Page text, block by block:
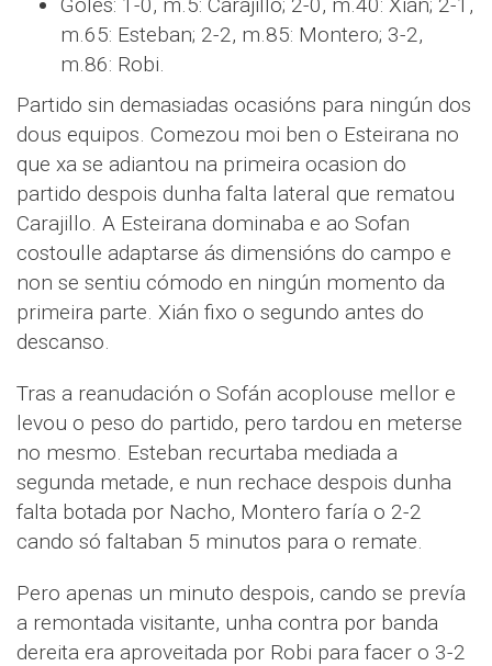
m.65: Esteban; 2-2, m.85: Montero; 3-2,
m.86: Robi.
Partido sin demasiadas ocasións para ningún dos
dous equipos. Comezou moi ben o Esteirana no
que xa se adiantou na primeira ocasion do
partido despois dunha falta lateral que rematou
Carajillo. A Esteirana dominaba e ao Sofan
costoulle adaptarse ás dimensións do campo e
non se sentiu cómodo en ningún momento da
primeira parte. Xián fixo o segundo antes do
descanso.
Tras a reanudación o Sofán acoplouse mellor e
levou o peso do partido, pero tardou en meterse
no mesmo. Esteban recurtaba mediada a
segunda metade, e nun rechace despois dunha
falta botada por Nacho, Montero faría o 2-2
cando só faltaban 5 minutos para o remate.
Pero apenas un minuto despois, cando se prevía
a remontada visitante, unha contra por banda
dereita era aproveitada por Robi para facer o 3-2